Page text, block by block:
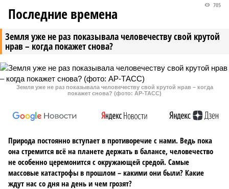
Земля уже не раз показывала человечеству свой крутой
нрав – когда покажет снова?
705
Последние времена
Земля уже не раз показывала человечеству свой крутой нрав – когда
покажет снова? (фото: АР-ТАСС)
Природа постоянно вступает в противоречие с нами. Ведь пока
она стремится всё на планете держать в балансе, человечество
не особенно церемонится с окружающей средой. Самые
массовые катастрофы в прошлом – какими они были? Какие
ждут нас со дня на день и чем грозят?